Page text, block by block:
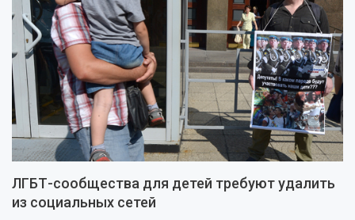
ЛГБТ-сообщества для детей требуют удалить
из социальных сетей